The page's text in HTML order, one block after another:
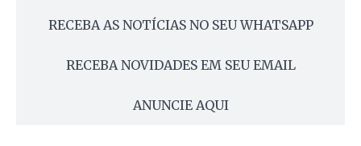
RECEBA AS NOTÍCIAS NO SEU WHATSAPP
RECEBA NOVIDADES EM SEU EMAIL
ANUNCIE AQUI